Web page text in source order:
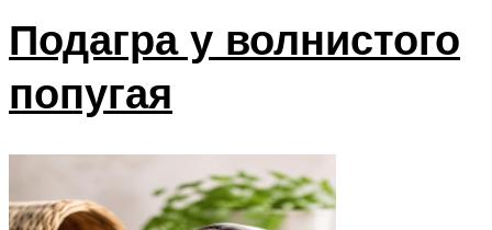
Подагра у волнистого
попугая